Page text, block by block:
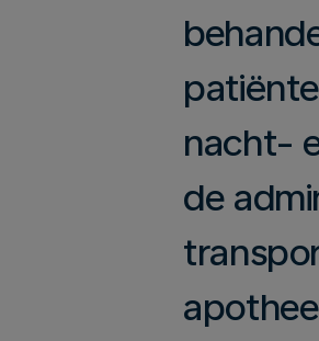
nacht-
de